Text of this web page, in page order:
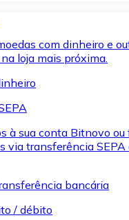
com dinheiro e
loja mais próxima.
à sua conta Bitnovo ou
via transferência SEPA
bancária
/ débito